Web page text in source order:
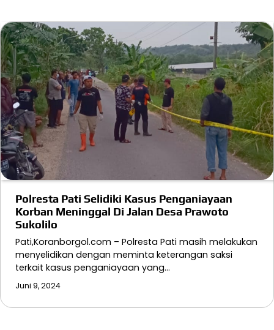
Polresta Pati Selidiki Kasus Penganiayaan
Korban Meninggal Di Jalan Desa Prawoto
Sukolilo
Pati,Koranborgol.com – Polresta Pati masih melakukan
menyelidikan dengan meminta keterangan saksi
terkait kasus penganiayaan yang…
Juni 9, 2024